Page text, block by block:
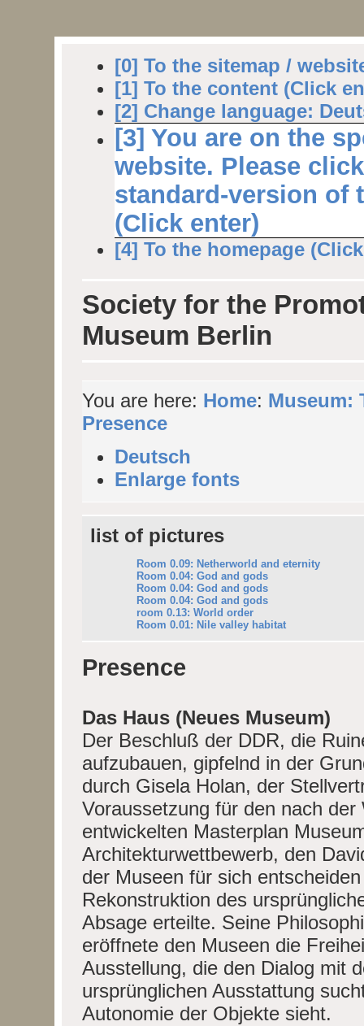
[0] To the sitemap /
[1] To the content (Click
[2] Change language:
[3] You are on the
website. Please
standard-version of
(Click enter)
[4] To the homepage
Society for the
Museum Berlin
You are here: Home: Museum:
Presence
Deutsch
Enlarge fonts
list of pictures
Room 0.09: Netherworld and eternity
Room 0.04: God and gods
Room 0.04: God and gods
Room 0.04: God and gods
room 0.13: World order
Room 0.01: Nile valley habitat
Presence
Das Haus (Neues Museum)
Der Beschluß der DDR, die
aufzubauen, gipfelnd in der
durch Gisela Holan, der
Voraussetzung für den nach
entwickelten Masterplan
Architekturwettbewerb, den
der Museen für sich
Rekonstruktion des
Absage erteilte. Seine
eröffnete den Museen die
Ausstellung, die den Dialog mit
ursprünglichen Ausstattung
Autonomie der Objekte sieht.